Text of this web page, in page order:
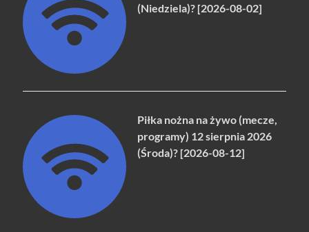
(Niedziela)? [2026-08-02]
Piłka nożna na żywo (mecze,
programy) 12 sierpnia 2026
(Środa)? [2026-08-12]